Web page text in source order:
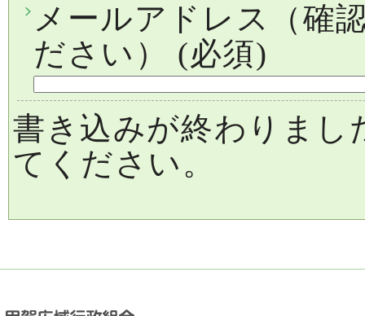
メールアドレス（確
ださい）
(必須)
書き込みが終わりまし
てください。